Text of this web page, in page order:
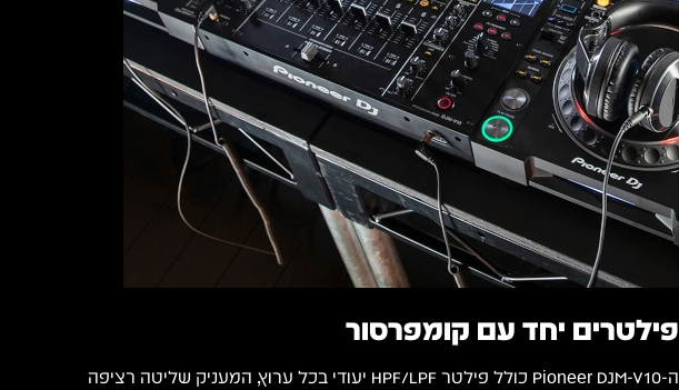
פילטרים יחד עם קומפרסור
ה-Pioneer DJM-V10 כולל פילטר HPF/LPF יעודי בכל ערוץ, המעניק שליטה רציפה